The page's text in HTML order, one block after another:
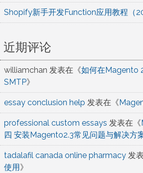
Shopify新手开发Function应用教程（
近期评论
williamchan 发表在《如何在Magento
SMTP》
essay conclusion help 发表在《
professional custom essays 发表在《
四 安装Magento2.3常见问题与解决方
tadalafil canada online pharmacy 发
使用》